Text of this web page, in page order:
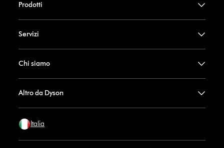
Prodotti
Servizi
Chi siamo
Altro da Dyson
Italia